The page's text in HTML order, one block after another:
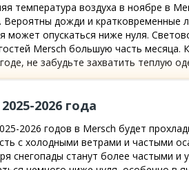
температура воздуха в ноябре в
Вероятны дожди и кратковременные
может опускаться ниже нуля.
Mersch большую часть
не забудьте захватить теплую
2026 года
2026 годов в Mersch будет
с холодными ветрами и частыми
снегопады станут более частыми